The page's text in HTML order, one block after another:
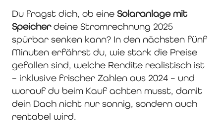
Du fragst dich, ob eine Solaranlage mit
Speicherdeine Stromrechnung 2025
spürbar senken kann? In den nächsten fünf
Minuten erfährst du, wie stark die Preise
gefallen sind, welche Rendite realistisch ist
– inklusive frischer Zahlen aus 2024 – und
worauf du beim Kauf achten musst, damit
dein Dach nicht nur sonnig, sondern auch
rentabel wird.